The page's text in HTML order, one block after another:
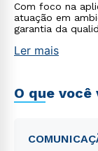
Com foco na
atuação em
garantia da
Ler mais
O que você